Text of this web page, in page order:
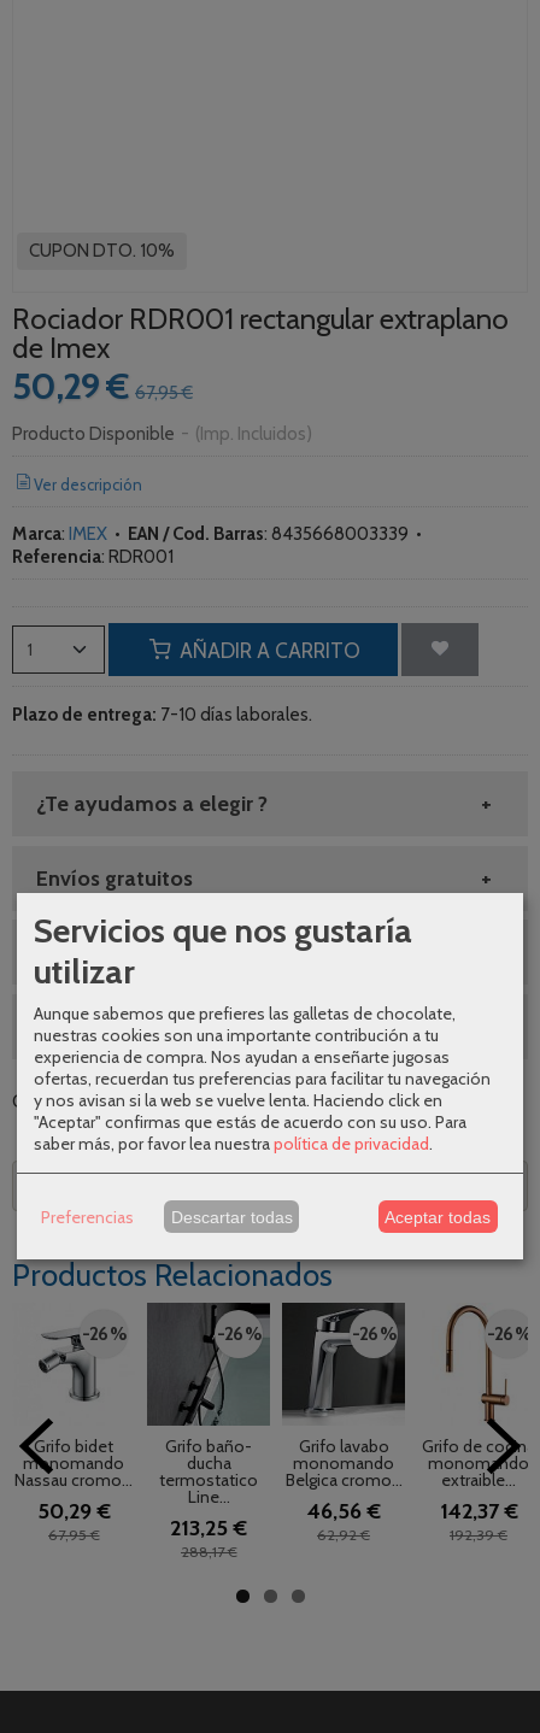
CUPON DTO. 10%
Rociador RDR001 rectangular extraplano
de Imex
50,29 € 67,95 €
Producto Disponible - (Imp. Incluidos)
Ver descripción
Marca: IMEX • EAN / Cod. Barras: 8435668003339 •
Referencia: RDR001
AÑADIR A CARRITO
Plazo de entrega: 7-10 días laborales.
¿Te ayudamos a elegir ?
Envíos gratuitos
SEGUNDAS REBAJAS AGOSTO
10% DESCUENTO GRIFERIA
Categoría:Rociadores|Tags:|Comentarios
Productos Relacionados
-26 %
Grifo bidet
monomando
Nassau cromo...
50,29 €
67,95 €
-26 %
Grifo baño-
ducha
termostatico
Line...
213,25 €
288,17 €
-26 %
Grifo lavabo
monomando
Belgica cromo...
46,56 €
62,92 €
-26 %
Grifo de cocina
monomando
extraible...
142,37 €
192,39 €
Servicios que nos gustaría
utilizar
Aunque sabemos que prefieres las galletas de chocolate,
nuestras cookies son una importante contribución a tu
experiencia de compra. Nos ayudan a enseñarte jugosas
ofertas, recuerdan tus preferencias para facilitar tu navegación
y nos avisan si la web se vuelve lenta. Haciendo click en
"Aceptar" confirmas que estás de acuerdo con su uso. Para
saber más, por favor lea nuestrapolítica de privacidad.
Preferencias Descartar todas Aceptar todas